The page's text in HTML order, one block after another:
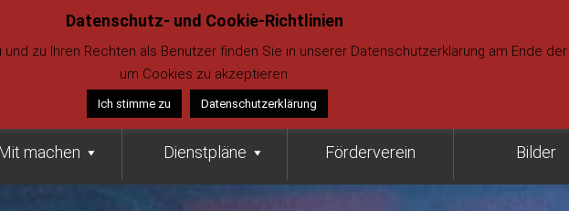
02734 42849-55 /-56 (Gerätehaus
Mit machen Dienstpläne Förderverein Bilder
Datenschutz- und Cookie-Richtlinien
zu Ihren Rechten als Benutzer finden Sie in unserer Datenschutzerklärung am Ende
um Cookies zu akzeptieren.
Ich stimme zu Datenschutzerklärung